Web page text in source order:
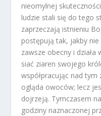
nieomylnej
ludzie stali się do tego
zaprzeczają istnieniu
postępują tak, jakby
zawsze obecny i
siać ziaren swojego
współpracując nad
ogląda owoców; lecz
dojrzeją. Tymczasem
godziny naznaczonej